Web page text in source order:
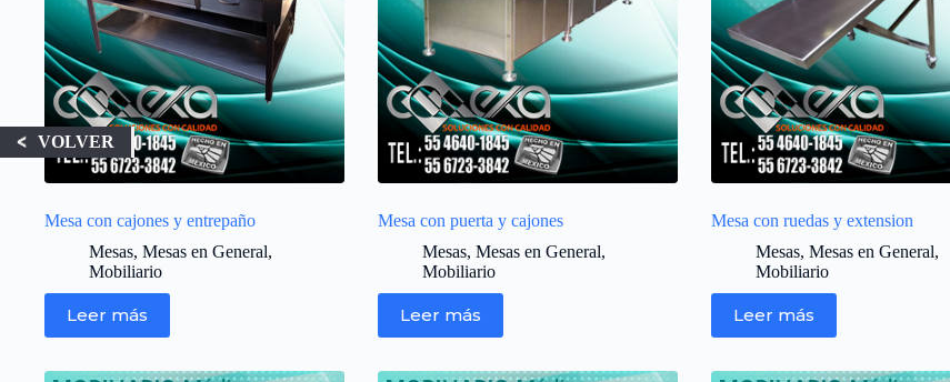
Mesa con cajones y entrepaño
Mesas, Mesas en General,
Mobiliario
Leer más
Mesa con puerta y cajones
Mesas, Mesas en General,
Mobiliario
Leer más
Mesa con ruedas y extension
Mesas, Mesas en General,
Mobiliario
Leer más
VOLVER